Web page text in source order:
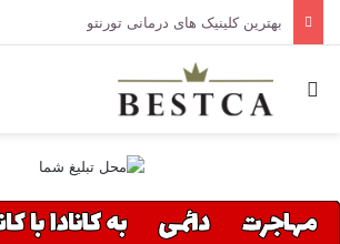
بهترین کلینیک های درمانی تورنتو
جستجو برای